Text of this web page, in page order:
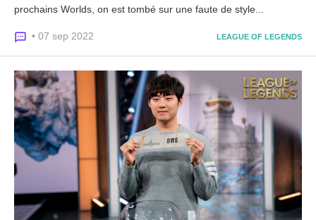
prochains Worlds, on est tombé sur une faute de style...
• 07 sep 2022 LEAGUE OF LEGENDS